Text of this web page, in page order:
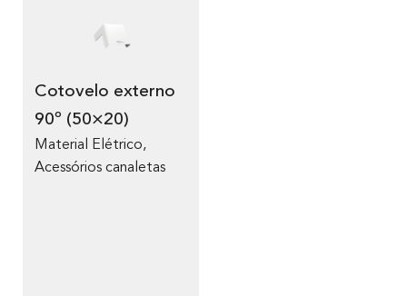
Cotovelo externo
90º (50×20)
Material Elétrico,
Acessórios canaletas